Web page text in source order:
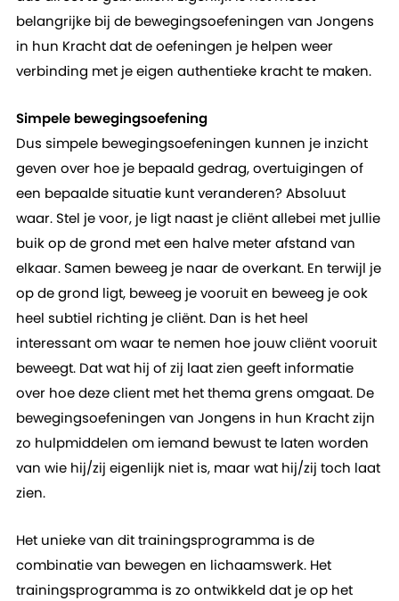
belangrijke bij de bewegingsoefeningen van Jongens
in hun Kracht dat de oefeningen je helpen weer
verbinding met je eigen authentieke kracht te maken.
Simpele bewegingsoefening
Dus simpele bewegingsoefeningen kunnen je inzicht
geven over hoe je bepaald gedrag, overtuigingen of
een bepaalde situatie kunt veranderen? Absoluut
waar. Stel je voor, je ligt naast je cliënt allebei met jullie
buik op de grond met een halve meter afstand van
elkaar. Samen beweeg je naar de overkant. En terwijl je
op de grond ligt, beweeg je vooruit en beweeg je ook
heel subtiel richting je cliënt. Dan is het heel
interessant om waar te nemen hoe jouw cliënt vooruit
beweegt. Dat wat hij of zij laat zien geeft informatie
over hoe deze client met het thema grens omgaat. De
bewegingsoefeningen van Jongens in hun Kracht zijn
zo hulpmiddelen om iemand bewust te laten worden
van wie hij/zij eigenlijk niet is, maar wat hij/zij toch laat
zien.
Het unieke van dit trainingsprogramma is de
combinatie van bewegen en lichaamswerk. Het
trainingsprogramma is zo ontwikkeld dat je op het